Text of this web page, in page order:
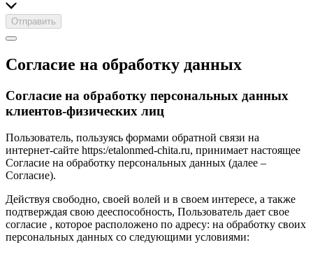
Отправить
Согласие на обработку данных
Согласие на обработку персональных данных
клиентов-физических лиц
Пользователь, пользуясь формами обратной связи на
интернет-сайте https:/etalonmed-chita.ru, принимает настоящее
Согласие на обработку персональных данных (далее –
Согласие).
Действуя свободно, своей волей и в своем интересе, а также
подтверждая свою дееспособность, Пользователь дает свое
согласие , которое расположено по адресу: на обработку своих
персональных данных со следующими условиями: